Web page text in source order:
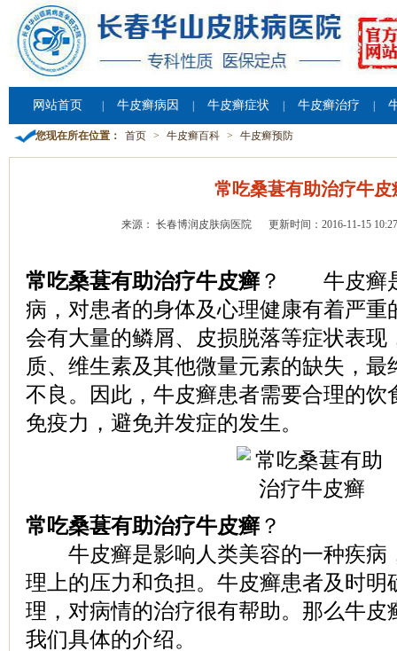
网站首页 牛皮癣病因 牛皮癣症状 牛皮癣治疗
您现在所在位置： 首页 > 牛皮癣百科 > 牛皮癣预防
常吃桑葚有助治疗牛皮
来源： 长春博润皮肤病医院 更新时间：2016-11-15
常吃桑葚有助治疗牛皮癣 ？ 牛皮癣
病，对患者的身体及心理健康有着严重
会有大量的鳞屑、皮损脱落等症状表现
质、维生素及其他微量元素的缺失，最
不良。因此，牛皮癣患者需要合理的饮
免疫力，避免并发症的发生。
常吃桑葚有助治疗牛皮癣 ？
牛皮癣是影响人类美容的一种疾病
理上的压力和负担。牛皮癣患者及时明
理，对病情的治疗很有帮助。那么牛皮
我们具体的介绍。